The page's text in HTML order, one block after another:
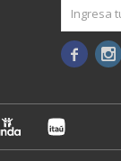
 